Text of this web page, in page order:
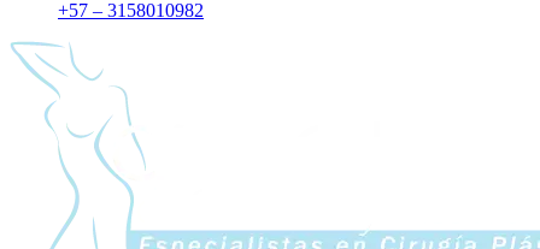
+57 – 3158010982